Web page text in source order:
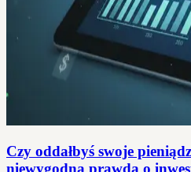
Czy oddałbyś swoje
niewygodna prawda o